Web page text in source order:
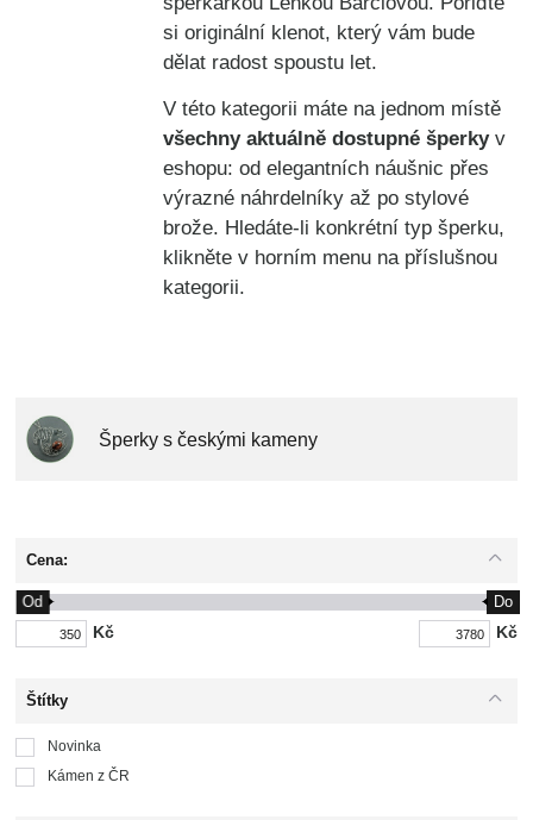
si originální klenot, který vám bude
dělat radost spoustu let.
V této kategorii máte na jednom místě
všechny aktuálně dostupné šperkyv
eshopu: od elegantních náušnic přes
výrazné náhrdelníky až po stylové
brože. Hledáte-li konkrétní typ šperku,
klikněte v horním menu na příslušnou
kategorii.
Šperky s českými kameny
Cena:
Kč
Od Do
Kč
Štítky
Novinka
Kámen z ČR